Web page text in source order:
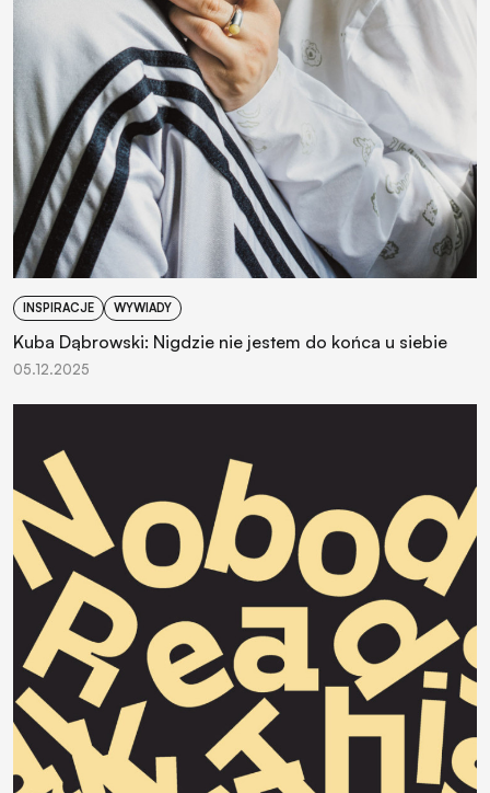
INSPIRACJE WYWIADY
Kuba Dąbrowski: Nigdzie nie jestem do końca u siebie
05.12.2025